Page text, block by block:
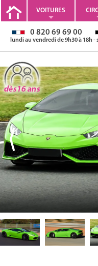
VOITURES
0 820 69 69 00
lundi au vendredi de 9h30 à 18h -